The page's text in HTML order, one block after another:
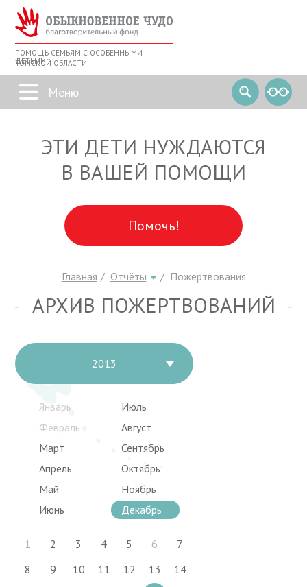
ПОМОЩЬ СЕМЬЯМ С ОСОБЕННЫМИ
ДЕТЬМИ
ТОМСКОЙ ОБЛАСТИ
ЭТИ ДЕТИ НУЖДАЮТСЯ
В ВАШЕЙ ПОМОЩИ
Помочь!
Главная Отчёты Пожертвования
АРХИВ ПОЖЕРТВОВАНИЙ
2013
Январь
Февраль
Март
Апрель
Май
Июнь
Июль
Август
Сентябрь
Октябрь
Ноябрь
Декабрь
1 2 3 4 5 6
7
8
9 10 11 12 13
14